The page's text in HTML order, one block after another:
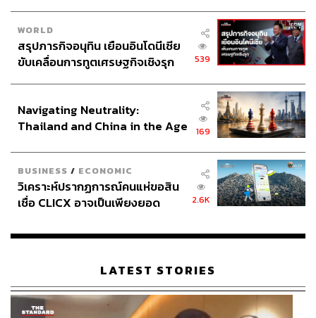
WORLD
สรุปภารกิจอนุทิน เยือนอินโดนีเซีย
ขับเคลื่อนการทูตเศรษฐกิจเชิงรุก
539
Navigating Neutrality:
Thailand and China in the Age
169
BUSINESS / ECONOMIC
วิเคราะห์ปรากฏการณ์คนแห่ขอสิน
เชื่อ CLICX อาจเป็นเพียงยอด
เรือนไทยที่ถูกซุกไว้
2.6K
LATEST STORIES